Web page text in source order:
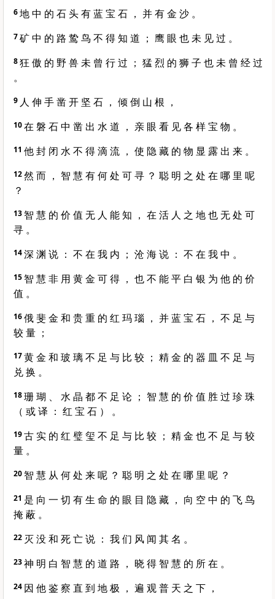
6地 中 的 石 头 有 蓝 宝 石 ， 并 有 金 沙 。
7矿 中 的 路 鸷 鸟 不 得 知 道 ； 鹰 眼 也 未 见 过 。
8狂 傲 的 野 兽 未 曾 行 过 ； 猛 烈 的 狮 子 也 未 曾 经 过
。
9 人 伸 手 凿 开 坚 石 ， 倾 倒 山 根 ，
10在 磐 石 中 凿 出 水 道 ， 亲 眼 看 见 各 样 宝 物 。
11 他 封 闭 水 不 得 滴 流 ， 使 隐 藏 的 物 显 露 出 来 。
12然 而 ， 智 慧 有 何 处 可 寻 ？ 聪 明 之 处 在 哪 里 呢
？
13 智 慧 的 价 值 无 人 能 知 ， 在 活 人 之 地 也 无 处 可
寻 。
14深 渊 说 ： 不 在 我 内 ； 沧 海 说 ： 不 在 我 中 。
15 智 慧 非 用 黄 金 可 得 ， 也 不 能 平 白 银 为 他 的 价
值 。
16俄 斐 金 和 贵 重 的 红 玛 瑙 ， 并 蓝 宝 石 ， 不 足 与
较 量 ；
17黄 金 和 玻 璃 不 足 与 比 较 ； 精 金 的 器 皿 不 足 与
兑 换 。
18珊 瑚 、 水 晶 都 不 足 论 ； 智 慧 的 价 值 胜 过 珍 珠
（ 或 译 ： 红 宝 石 ） 。
19古 实 的 红 璧 玺 不 足 与 比 较 ； 精 金 也 不 足 与 较
量 。
20 智 慧 从 何 处 来 呢 ？ 聪 明 之 处 在 哪 里 呢 ？
21 是 向 一 切 有 生 命 的 眼 目 隐 藏 ， 向 空 中 的 飞 鸟
掩 蔽 。
22 灭 没 和 死 亡 说 ： 我 们 风 闻 其 名 。
23神 明 白 智 慧 的 道 路 ， 晓 得 智 慧 的 所 在 。
24 因 他 鉴 察 直 到 地 极 ， 遍 观 普 天 之 下 ，